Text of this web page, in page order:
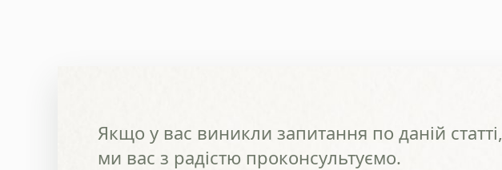
Якщо у вас виникли запитання по даній статті,
ми вас з радістю проконсультуємо.